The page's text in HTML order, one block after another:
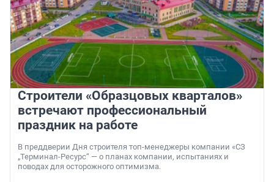
Строители «Образцовых кварталов»
встречают профессиональный
праздник на работе
В преддверии Дня строителя топ-менеджеры компании «СЗ
„Терминал-Ресурс“ — о планах компании, испытаниях и
поводах для осторожного оптимизма.